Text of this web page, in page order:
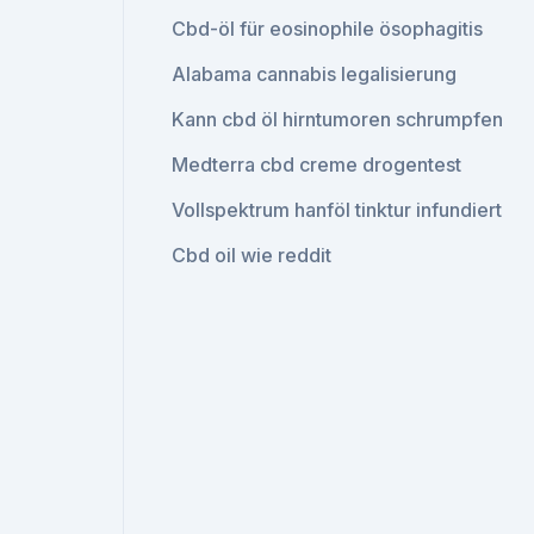
Cbd-öl für eosinophile ösophagitis
Alabama cannabis legalisierung
Kann cbd öl hirntumoren schrumpfen
Medterra cbd creme drogentest
Vollspektrum hanföl tinktur infundiert
Cbd oil wie reddit